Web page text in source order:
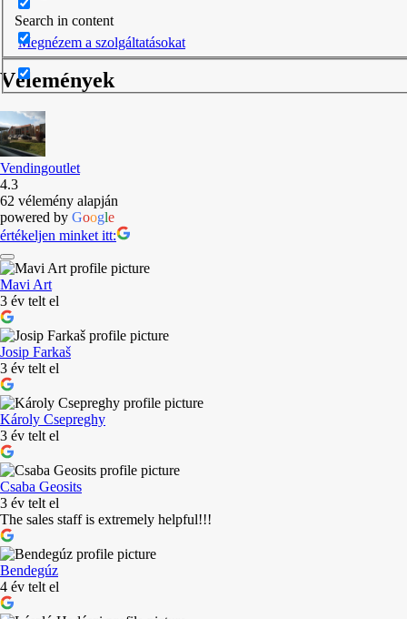
Search in content
Megnézem a szolgáltatásokat
Vélemények
Vendingoutlet
4.3
62 vélemény alapján
powered by Google
értékeljen minket itt:
Mavi Art
3 év telt el
Josip Farkaš
3 év telt el
Károly Csepreghy
3 év telt el
Csaba Geosits
3 év telt el
The sales staff is extremely helpful!!!
Bendegúz
4 év telt el